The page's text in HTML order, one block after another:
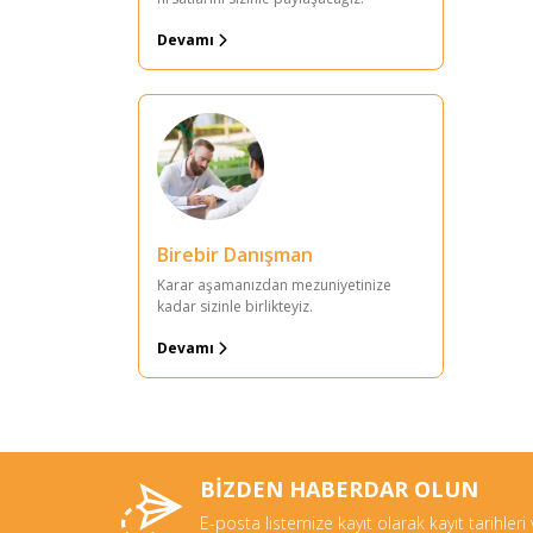
Devamı
Birebir Danışman
Karar aşamanızdan mezuniyetinize
kadar sizinle birlikteyiz.
Devamı
BİZDEN HABERDAR OLUN
E-posta listemize kayıt olarak kayıt tarihleri